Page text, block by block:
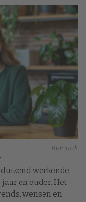
BeFrank
werkende
en ouder. Het
wensen en